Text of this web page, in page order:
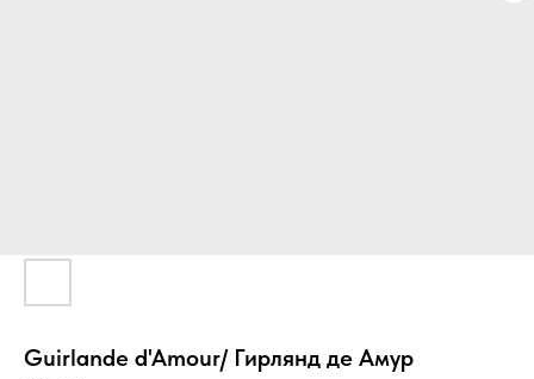
Guirlande d'Amour/ Гирлянд де Амур